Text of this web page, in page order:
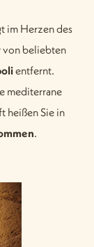
im Herzen des
von beliebten
entfernt.
mediterrane
heißen Sie in
.